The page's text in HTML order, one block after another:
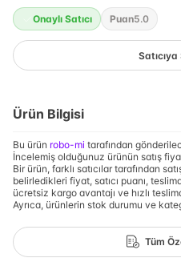
Onaylı Satıcı Puan5.0
Ürün Bilgisi
Bu ürün robo-mi tarafından
İncelemiş olduğunuz ürünün satış
Bir ürün, farklı satıcılar tarafından
belirledikleri fiyat, satıcı puanı,
ücretsiz kargo avantajı ve hızlı
Ayrıca, ürünlerin stok durumu ve
Tüm